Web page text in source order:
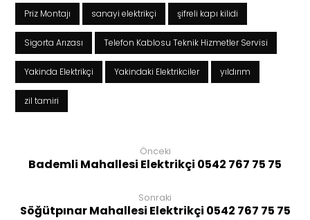
Priz Montajı sanayi elektrikçi şifreli kapı kilidi
Sigorta Arızası Telefon Kablosu Teknik Hizmetler Servisi
Yakinda Elektrikçi Yakindaki Elektrikciler yıldırım
zil tamiri
Önceki
Bademli Mahallesi Elektrikçi 0542 767 75 75
Sonraki
Söğütpınar Mahallesi Elektrikçi 0542 767 75 75